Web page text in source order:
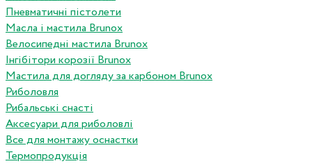
Пневматичні пістолети
Масла і мастила Brunox
Велосипедні мастила Brunox
Інгібітори корозії Brunox
Мастила для догляду за карбоном Brunox
Риболовля
Рибальські снасті
Аксесуари для риболовлі
Все для монтажу оснастки
Термопродукція